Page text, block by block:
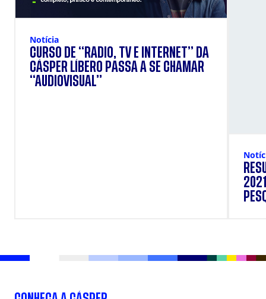
Notícia
CURSO DE “RÁDIO, TV E INTERNET” DA
CÁSPER LÍBERO PASSA A SE CHAMAR
“AUDIOVISUAL”